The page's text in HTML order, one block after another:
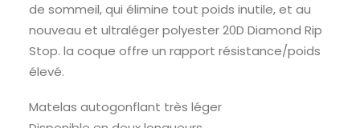
de sommeil, qui élimine tout poids inutile, et au
nouveau et ultraléger polyester 20D Diamond Rip
Stop. la coque offre un rapport résistance/poids
élevé.
Matelas autogonflant très léger